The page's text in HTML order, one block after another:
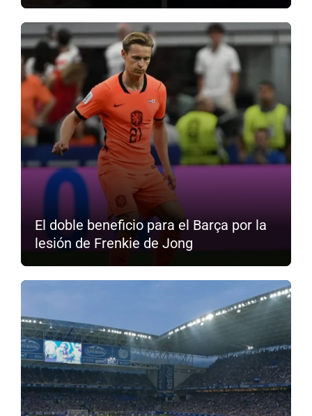
El doble beneficio para el Barça por la
lesión de Frenkie de Jong